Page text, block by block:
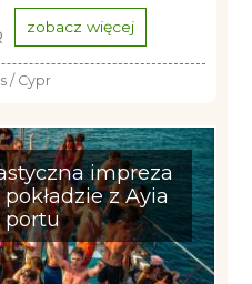
zobacz więcej
/ Cypr
impreza
z Ayia
portu